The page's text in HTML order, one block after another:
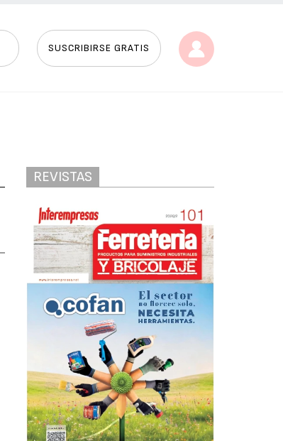
SUSCRIBIRSE GRATIS
REVISTAS